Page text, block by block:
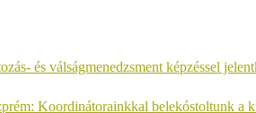
és válságmenedzsment képzéssel
Koordinátorainkkal belekóstoltunk a